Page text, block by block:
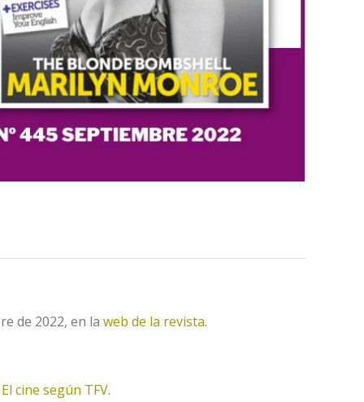
de 2022, en la web de la revista.
El cine según TFV.